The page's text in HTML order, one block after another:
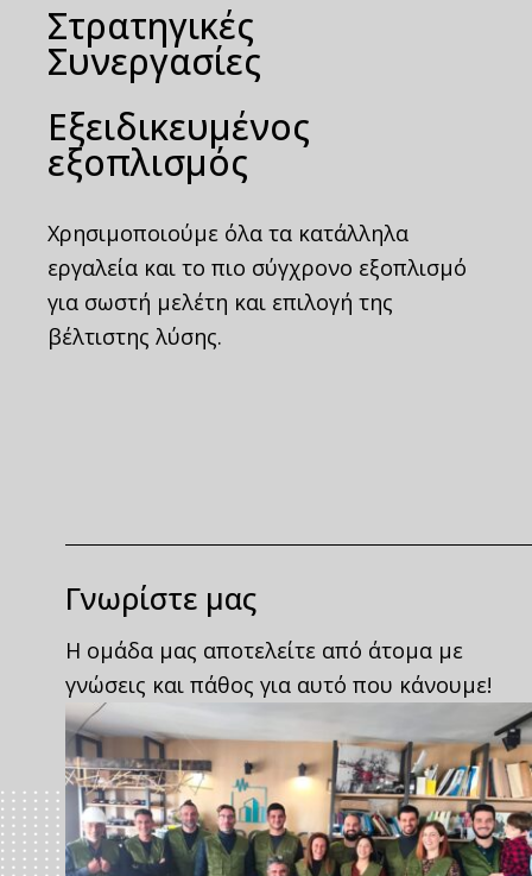
Στρατηγικές
Συνεργασίες
Εξειδικευμένος
εξοπλισμός
Χρησιμοποιούμε όλα τα κατάλληλα
εργαλεία και το πιο σύγχρονο εξοπλισμό
για σωστή μελέτη και επιλογή της
βέλτιστης λύσης.
Γνωρίστε μας
Η ομάδα μας αποτελείτε από άτομα με
γνώσεις και πάθος για αυτό που κάνουμε!